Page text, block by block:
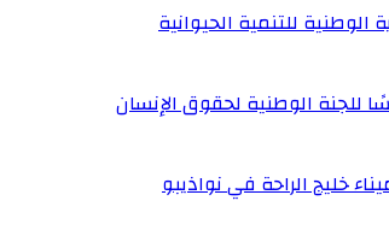
للتنمية الحيوانية
الوطنية لحقوق الإنسان
خليج الراحة في نواذيبو